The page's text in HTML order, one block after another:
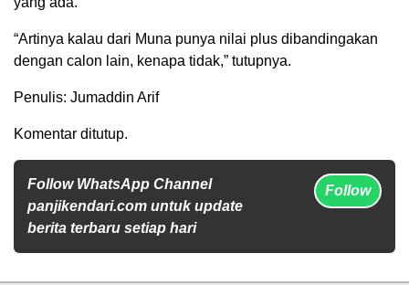
“Artinya kalau dari Muna punya nilai plus dibandingakan
dengan calon lain, kenapa tidak,” tutupnya.
Penulis: Jumaddin Arif
Komentar ditutup.
Follow WhatsApp Channel
panjikendari.com untuk update
berita terbaru setiap hari
Follow